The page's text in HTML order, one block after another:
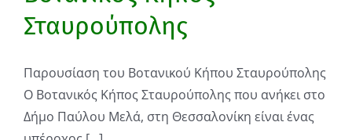
Σταυρούπολης
Παρουσίαση του Βοτανικού Κήπου Σταυρούπολης
Ο Βοτανικός Κήπος Σταυρούπολης που ανήκει στο
Δήμο Παύλου Μελά, στη Θεσσαλονίκη είναι ένας